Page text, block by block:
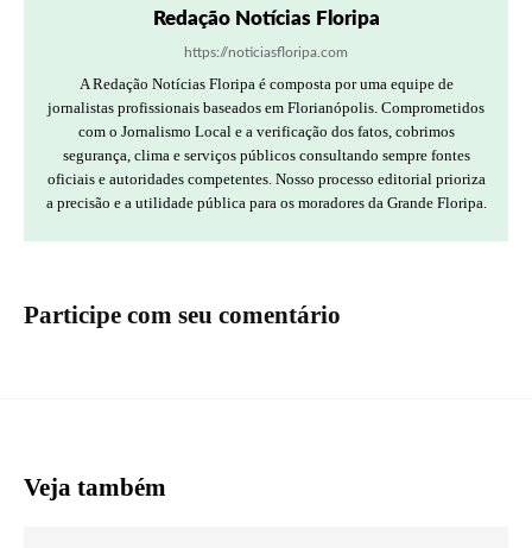
Redação Notícias Floripa
https://noticiasfloripa.com
A Redação Notícias Floripa é composta por uma equipe de
jornalistas profissionais baseados em Florianópolis. Comprometidos
com o Jornalismo Local e a verificação dos fatos, cobrimos
segurança, clima e serviços públicos consultando sempre fontes
oficiais e autoridades competentes. Nosso processo editorial prioriza
a precisão e a utilidade pública para os moradores da Grande Floripa.
Participe com seu comentário
Veja também